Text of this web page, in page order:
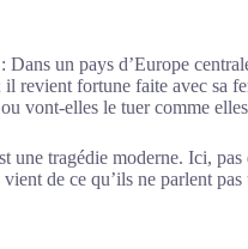
un pays d’Europe
revient fortune faite avec sa
vont-elles le tuer comme
tragédie moderne. Ici,
de ce qu’ils ne parlent